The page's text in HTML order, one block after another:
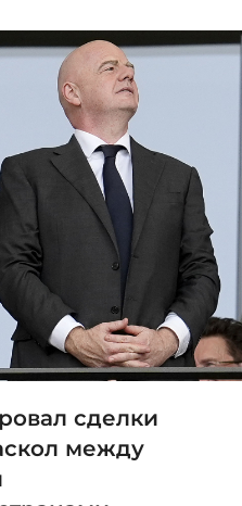
сделки
между